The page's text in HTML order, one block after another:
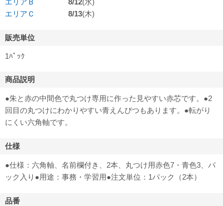
エリアＢ
8/12(水)
エリアＣ
8/13(木)
販売単位
1ﾊﾟｯｸ
商品説明
●朱と赤の中間色で丸つけ専用に作った見やすい赤芯です。●2
回目の丸つけにわかりやすい青えんぴつもあります。●転がり
にくい六角軸です。
仕様
●仕様：六角軸、名前欄付き、2本、丸つけ用赤色7・青色3、パ
ック入り●用途：事務・学習用●注文単位：1パック（2本）
品番